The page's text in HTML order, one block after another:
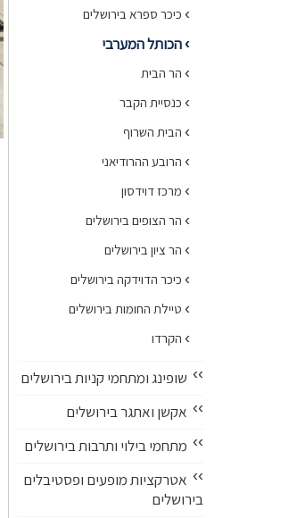
› כיכר ספרא בירושלים
›הכותל המערבי
› הר הבית
› כנסיית הקבר
› הבית השרוף
› הרובע ההרודיאני
› מרכז דוידסון
› הר הצופים בירושלים
› הר ציון בירושלים
› כיכר הדוידקה בירושלים
› טיילת החומות בירושלים
› הקרדו
›› שופינג ומתחמי קניות בירושלים
›› אקשן ואתגר בירושלים
›› מתחמי בילוי ותרבות בירושלים
›› אטרקציות מופעים ופסטיבלים
בירושלים